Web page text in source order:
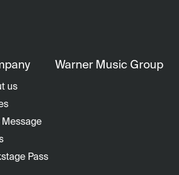
us
Message
Pass
Warner Music Group